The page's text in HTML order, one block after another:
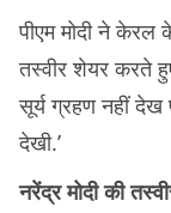
पीएम मोदी ने केरल
तस्वीर शेयर करते
सूर्य ग्रहण नहीं
देखी.’
नरेंद्र मोदी की